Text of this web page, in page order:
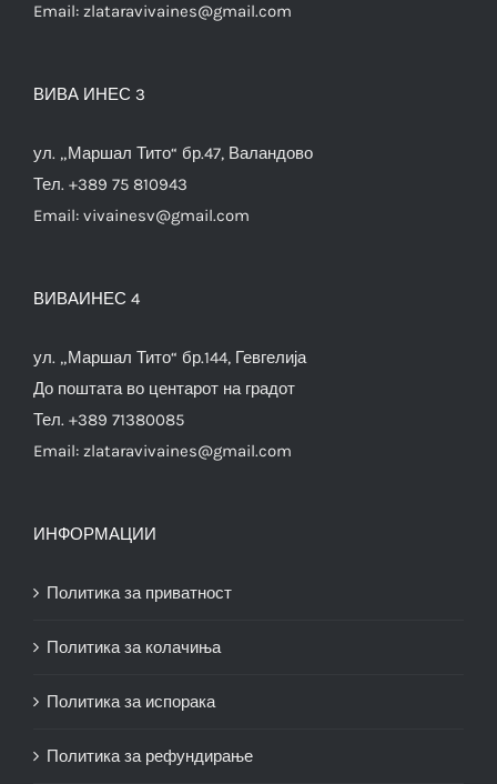
Email: zlataravivaines@gmail.com
ВИВА ИНЕС 3
ул. „Маршал Тито“ бр.47, Валандово
Тел. +389 75 810943
Email: vivainesv@gmail.com
ВИВАИНЕС 4
ул. „Маршал Тито“ бр.144, Гевгелија
До поштата во центарот на градот
Тел. +389 71380085
Email: zlataravivaines@gmail.com
ИНФОРМАЦИИ
Политика за приватност
Политика за колачиња
Политика за испорака
Политика за рефундирање